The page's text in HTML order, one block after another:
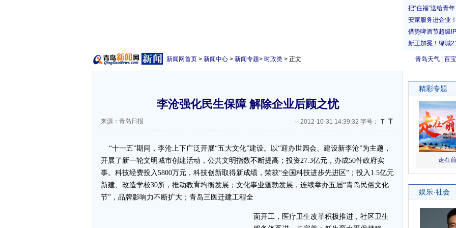
青岛天气 百
新闻网首页 > 新闻中心 > 新闻专题> 时政类 > 正文
李沧强化民生保障 解除企业后顾之忧
来源：青岛日报 -- 2012-10-31 14:39:32 字号： T T
“十一五”期间，李沧上下广泛开展“五大文化”建设。以“迎办世园会、建设新李沧”为主题，
开展了新一轮文明城市创建活动，公共文明指数不断提高；投资27.3亿元，办成50件政府实
事。科技经费投入5800万元，科技创新取得新成绩，荣获“全国科技进步先进区”；投入1.5亿元
新建、改造学校30所，推动教育均衡发展；文化事业蓬勃发展，连续举办五届“青岛民俗文化
节”，品牌影响力不断扩大；青岛三医迁建工程全
面开工，医疗卫生改革积极推进，社区卫生